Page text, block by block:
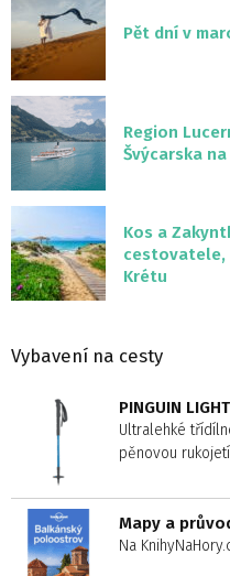
Pět dní v
Region
Švýcarska
Kos a
cestovatele,
Krétu
Vybavení na cesty
PINGUIN
Ultralehké
pěnovou
Mapy a
Na